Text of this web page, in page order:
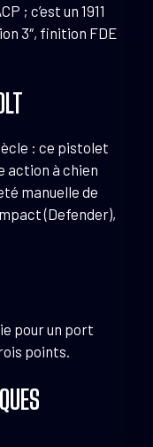
; c’est un 1911
3″, finition FDE
: ce pistolet
action à chien
manuelle de
(Defender),
pour un port
points.